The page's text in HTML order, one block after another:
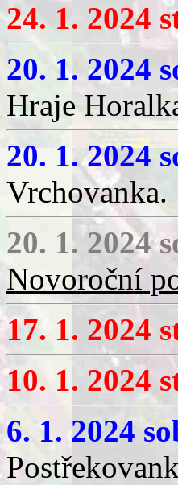
24. 1. 2024
20. 1. 2024
Hraje
20. 1. 2024
Vrchovanka.
20. 1. 2024
Novoroční
17. 1. 2024
10. 1. 2024
6. 1. 2024